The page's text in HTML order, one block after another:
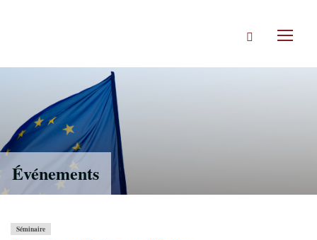
Rechercher
Événements
Séminaire